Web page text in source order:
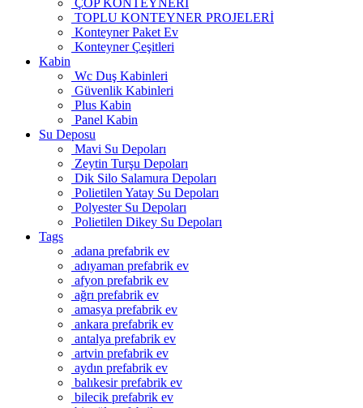
ÇÖP KONTEYNERİ
TOPLU KONTEYNER PROJELERİ
Konteyner Paket Ev
Konteyner Çeşitleri
Kabin
Wc Duş Kabinleri
Güvenlik Kabinleri
Plus Kabin
Panel Kabin
Su Deposu
Mavi Su Depoları
Zeytin Turşu Depoları
Dik Silo Salamura Depoları
Polietilen Yatay Su Depoları
Polyester Su Depoları
Polietilen Dikey Su Depoları
Tags
adana prefabrik ev
adıyaman prefabrik ev
afyon prefabrik ev
ağrı prefabrik ev
amasya prefabrik ev
ankara prefabrik ev
antalya prefabrik ev
artvin prefabrik ev
aydın prefabrik ev
balıkesir prefabrik ev
bilecik prefabrik ev